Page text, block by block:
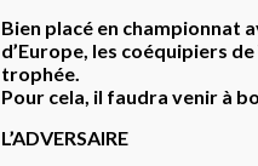
Bien placé en championnat
d’Europe, les coéquipiers
trophée.
Pour cela, il faudra venir à
L’ADVERSAIRE